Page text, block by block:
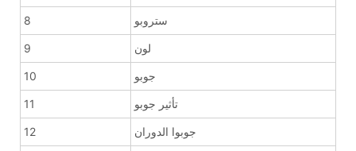
8 ستروبو
9 لون
10 جوبو
11 تأثير جوبو
12 جوبوا الدوران